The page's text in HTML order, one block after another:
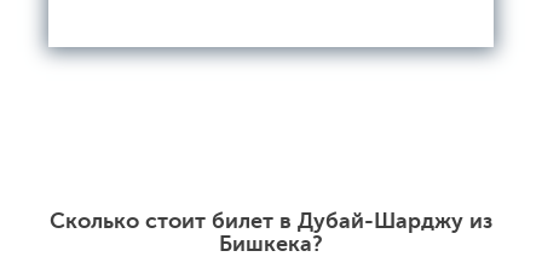
Сколько стоит билет в Дубай-Шарджу из
Бишкека?